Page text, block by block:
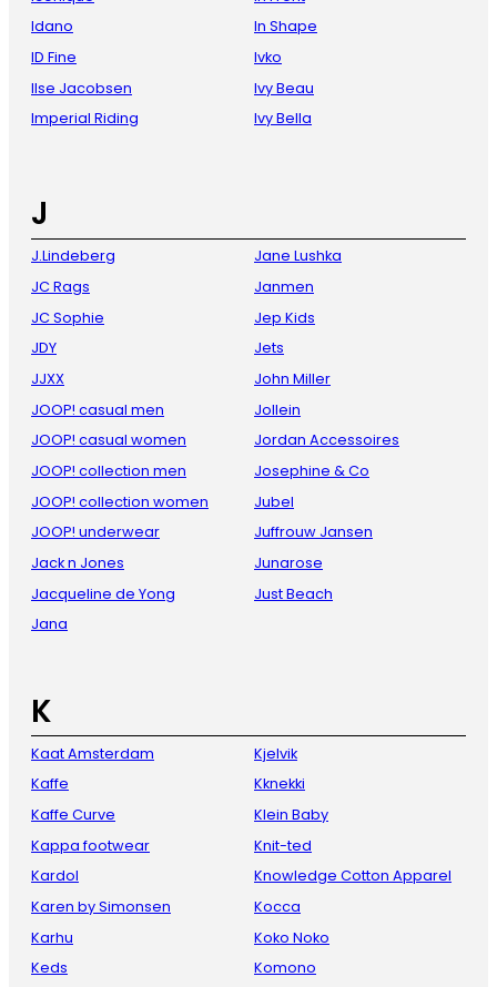
Idano
ID Fine
Ilse Jacobsen
Imperial Riding
In Shape
Ivko
Ivy Beau
Ivy Bella
J
J.Lindeberg
JC Rags
JC Sophie
JDY
JJXX
JOOP! casual men
JOOP! casual women
JOOP! collection men
JOOP! collection women
JOOP! underwear
Jack n Jones
Jacqueline de Yong
Jana
Jane Lushka
Janmen
Jep Kids
Jets
John Miller
Jollein
Jordan Accessoires
Josephine & Co
Jubel
Juffrouw Jansen
Junarose
Just Beach
K
Kaat Amsterdam
Kaffe
Kaffe Curve
Kappa footwear
Kardol
Karen by Simonsen
Karhu
Keds
Kjelvik
Kknekki
Klein Baby
Knit-ted
Knowledge Cotton Apparel
Kocca
Koko Noko
Komono